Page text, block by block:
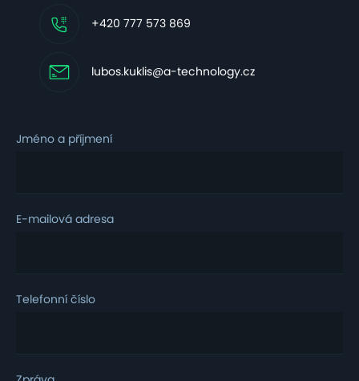
+420 777 573 869
lubos.kuklis@a-technology.cz
Jméno a příjmení
E-mailová adresa
Telefonní číslo